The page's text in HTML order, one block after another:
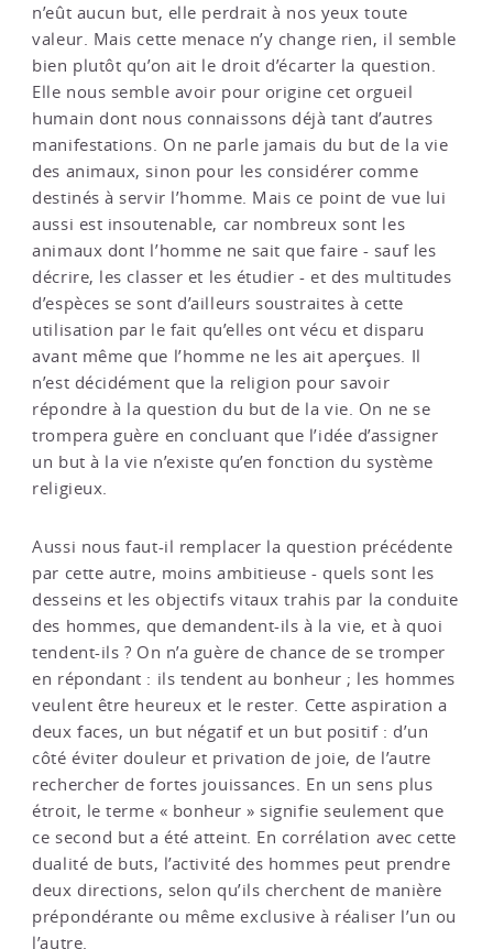
n’eût aucun but, elle perdrait à nos yeux toute
valeur. Mais cette menace n’y change rien, il semble
bien plutôt qu’on ait le droit d’écarter la question.
Elle nous semble avoir pour origine cet orgueil
humain dont nous connaissons déjà tant d’autres
manifestations. On ne parle jamais du but de la vie
des animaux, sinon pour les considérer comme
destinés à servir l’homme. Mais ce point de vue lui
aussi est insoutenable, car nombreux sont les
animaux dont l’homme ne sait que faire - sauf les
décrire, les classer et les étudier - et des multitudes
d’espèces se sont d’ailleurs soustraites à cette
utilisation par le fait qu’elles ont vécu et disparu
avant même que l’homme ne les ait aperçues. Il
n’est décidément que la religion pour savoir
répondre à la question du but de la vie. On ne se
trompera guère en concluant que l’idée d’assigner
un but à la vie n’existe qu’en fonction du système
religieux.
Aussi nous faut-il remplacer la question précédente
par cette autre, moins ambitieuse - quels sont les
desseins et les objectifs vitaux trahis par la conduite
des hommes, que demandent-ils à la vie, et à quoi
tendent-ils ? On n’a guère de chance de se tromper
en répondant : ils tendent au bonheur ; les hommes
veulent être heureux et le rester. Cette aspiration a
deux faces, un but négatif et un but positif : d’un
côté éviter douleur et privation de joie, de l’autre
rechercher de fortes jouissances. En un sens plus
étroit, le terme « bonheur » signifie seulement que
ce second but a été atteint. En corrélation avec cette
dualité de buts, l’activité des hommes peut prendre
deux directions, selon qu’ils cherchent de manière
prépondérante ou même exclusive à réaliser l’un ou
l’autre.